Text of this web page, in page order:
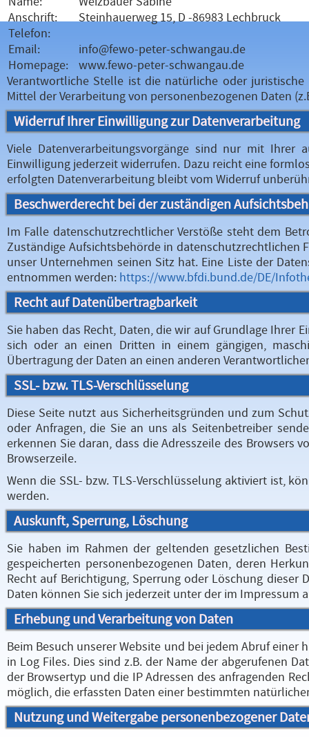
Anschrift:
Steinhauerweg 15, D -86983 Lechbruck
Telefon:
Email:
info@fewo-peter-schwangau.de
Homepage:
www.fewo-peter-schwangau.de
Verantwortliche Stelle ist die natürliche oder
Mittel der Verarbeitung von personenbezogenen Daten
Widerruf Ihrer Einwilligung zur Datenverarbeitung
Viele Datenverarbeitungsvorgänge sind nur mit Ihrer
Einwilligung jederzeit widerrufen. Dazu reicht eine
erfolgten Datenverarbeitung bleibt vom Widerruf
Beschwerderecht bei der zuständigen
Im Falle datenschutzrechtlicher Verstöße steht dem
Zuständige Aufsichtsbehörde in datenschutzrechtlichen
unser Unternehmen seinen Sitz hat. Eine Liste der
entnommen werden: https://www.bfdi.bund.de/DE/
Recht auf Datenübertragbarkeit
Sie haben das Recht, Daten, die wir auf Grundlage Ihrer
sich oder an einen Dritten in einem gängigen,
Übertragung der Daten an einen anderen
SSL- bzw. TLS-Verschlüsselung
Diese Seite nutzt aus Sicherheitsgründen und zum
oder Anfragen, die Sie an uns als Seitenbetreiber
erkennen Sie daran, dass die Adresszeile des
Browserzeile.
Wenn die SSL- bzw. TLS-Verschlüsselung aktiviert ist,
werden.
Auskunft, Sperrung, Löschung
Sie haben im Rahmen der geltenden gesetzlichen
gespeicherten personenbezogenen Daten, deren
Recht auf Berichtigung, Sperrung oder Löschung dieser
Daten können Sie sich jederzeit unter der im Impressum
Erhebung und Verarbeitung von Daten
Beim Besuch unserer Website und bei jedem Abruf
in Log Files. Dies sind z.B. der Name der abgerufenen
der Browsertyp und die IP Adressen des anfragenden
möglich, die erfassten Daten einer bestimmten
Nutzung und Weitergabe personenbezogener